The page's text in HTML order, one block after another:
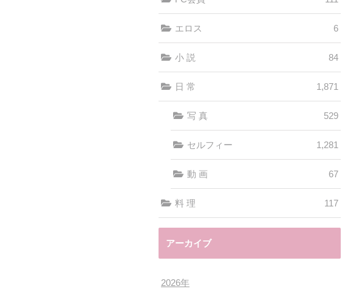
エロス 6
小 説 84
日 常 1,871
写 真 529
セルフィー 1,281
動 画 67
料 理 117
アーカイブ
2026年